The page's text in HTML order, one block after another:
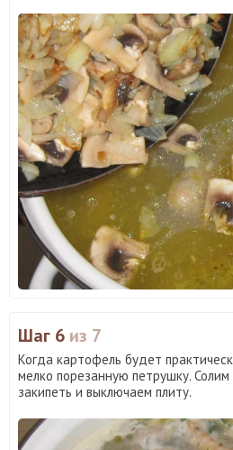
Шаг 6 из 7
Когда картофель будет
мелко порезанную петрушку. Солим
закипеть и выключаем плиту.